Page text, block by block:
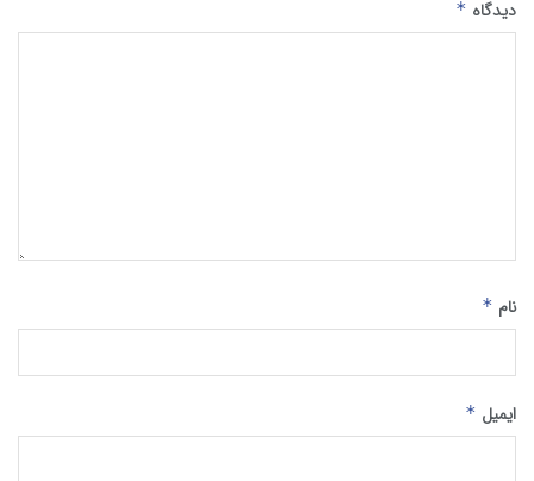
دیدگاه *
نام *
ایمیل *